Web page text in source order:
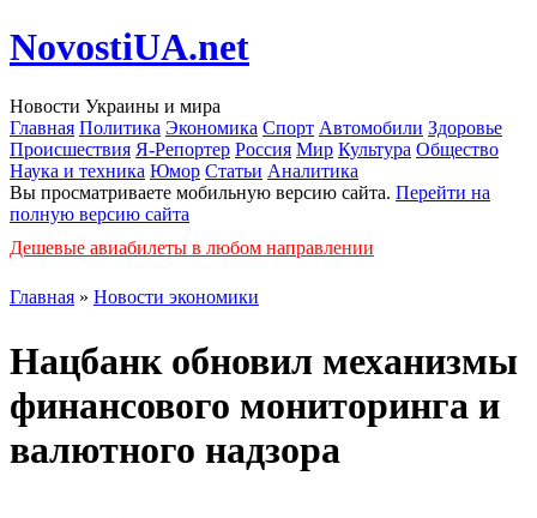
NovostiUA.net
Новости Украины и мира
Главная Политика Экономика Спорт Автомобили Здоровье
Происшествия Я-Репортер Россия Мир Культура Общество
Наука и техника Юмор Статьи Аналитика
Вы просматриваете мобильную версию сайта. Перейти на
полную версию сайта
Дешевые авиабилеты в любом направлении
Главная » Новости экономики
Нацбанк обновил механизмы
финансового мониторинга и
валютного надзора